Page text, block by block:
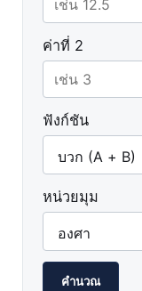
ค่าที่ 2
ฟังก์ชัน
หน่วยมุม
คำนวณ